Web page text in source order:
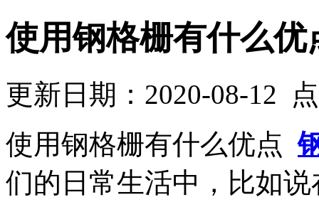
使用钢格栅有什么优
更新日期：2020-08-12
使用钢格栅有什么优点
们的日常生活中，比如